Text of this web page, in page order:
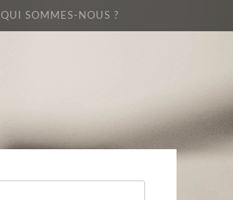
QUI SOMMES-NOUS ?